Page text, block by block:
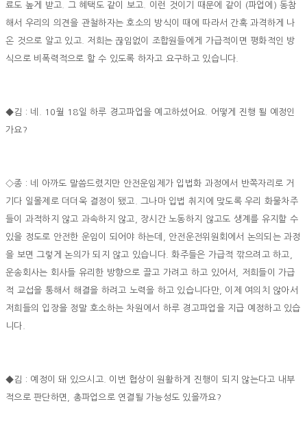
료도 높게 받고. 그 혜택도 같이 보고. 이런 것이기 때문에 같이 (파업에) 동참
해서 우리의 의견을 관철하자는 호소의 방식이 때에 따라서 간혹 과격하게 나
온 것으로 알고 있고. 저희는 끊임없이 조합원들에게 가급적이면 평화적인 방
식으로 비폭력적으로 할 수 있도록 하자고 요구하고 있습니다.
◆김 : 네. 10월 18일 하루 경고파업을 예고하셨어요. 어떻게 진행 될 예정인
가요?
◇종 : 네 아까도 말씀드렸지만 안전운임제가 입법화 과정에서 반쪽자리로 거
기다 일몰제로 더더욱 결정이 됐고. 그나마 입법 취지에 맞도록 우리 화물차주
들이 과적하지 않고 과속하지 않고, 장시간 노동하지 않고도 생계를 유지할 수
있을 정도로 안전한 운임이 되어야 하는데, 안전운전위원회에서 논의되는 과정
을 보면 그렇게 논의가 되지 않고 있습니다. 화주들은 가급적 깎으려고 하고,
운송회사는 회사들 유리한 방향으로 끌고 가려고 하고 있어서, 저희들이 가급
적 교섭을 통해서 해결을 하려고 노력을 하고 있습니다만, 이제 여의치 않아서
저희들의 입장을 정말 호소하는 차원에서 하루 경고파업을 지급 예정하고 있습
니다.
◆김 : 예정이 돼 있으시고. 이번 협상이 원활하게 진행이 되지 않는다고 내부
적으로 판단하면, 총파업으로 연결될 가능성도 있을까요?